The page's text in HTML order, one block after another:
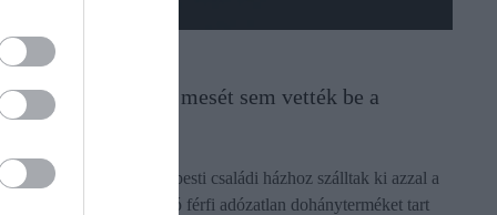
a dohány, ezt a mesét sem vették be a
pénzügyőrök egy budapesti családi házhoz szálltak ki azzal a
hogy az ott lakó férfi adózatlan dohányterméket tart